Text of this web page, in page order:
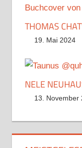
THOMAS
19. Mai 2024
NELE
13. November